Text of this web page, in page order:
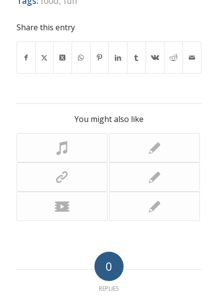
Share this entry
You might also like
0
REPLIES